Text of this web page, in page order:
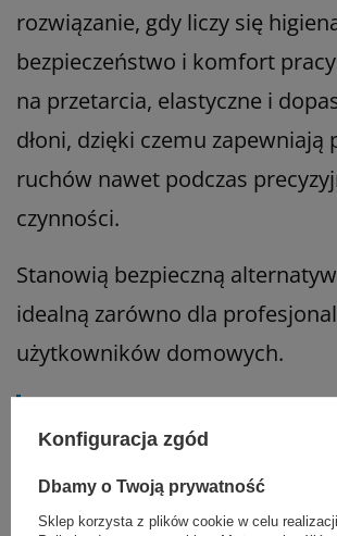
rozwiązanie, gdy liczy się
bezpieczeństwo i komfort
na przetarcia, elastyczne i
dłoni, dzięki czemu zapewniają
ruchów nawet podczas
czynności.
Stanowią bezpieczną
idealną zarówno dla
użytkowników domowych.
Informacje o
bezpieczeństwie
Konfiguracja zgód
Dbamy o Twoją prywatność
Sklep korzysta z plików cookie w celu